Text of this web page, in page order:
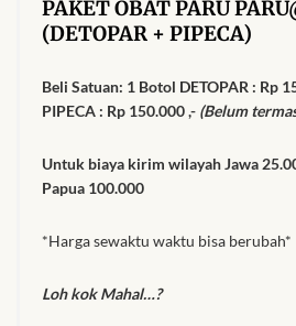
PAKET OBAT PARU
(DETOPAR + PIPECA)
Beli Satuan: 1 Botol DETOPAR : Rp
PIPECA : Rp 150.000 ,- (Belum
Untuk biaya kirim wilayah Jawa
Papua 100.000
*Harga sewaktu waktu bisa berubah*
Loh kok Mahal…?